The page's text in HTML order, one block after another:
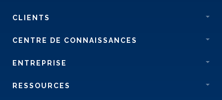
CLIENTS
CENTRE DE CONNAISSANCES
ENTREPRISE
RESSOURCES